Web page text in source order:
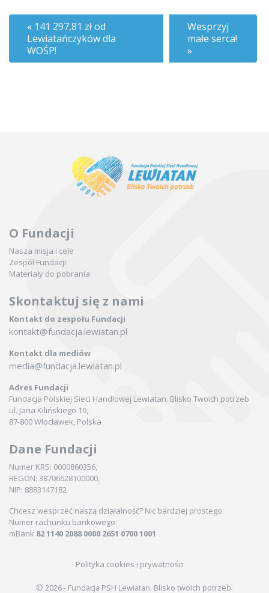
141 297,81 zł od
Lewiatańczyków dla
WOŚP!
Wesprzyj
małe serca!
O Fundacji
Nasza misja i cele
Zespół Fundacji
Materiały do pobrania
Skontaktuj się z nami
Kontakt do zespołu Fundacji
kontakt@fundacja.lewiatan.pl
Kontakt dla mediów
media@fundacja.lewiatan.pl
Adres Fundacji
Fundacja Polskiej Sieci Handlowej Lewiatan. Blisko Twoich potrzeb
ul. Jana Kilińskiego 10,
87-800 Włocławek, Polska
Dane Fundacji
Numer KRS: 0000860356,
REGON: 38706628100000,
NIP: 8883147182
Chcesz wesprzeć naszą działalność? Nic bardziej prostego:
Numer rachunku bankowego:
mBank 82 1140 2088 0000 2651 0700 1001
Polityka cookies i prywatności
© 2026 - Fundacja PSH Lewiatan. Blisko twoich potrzeb.